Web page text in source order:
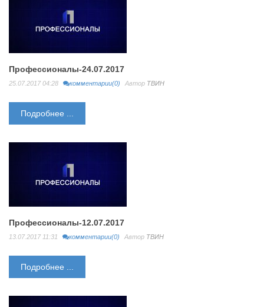
Профессионалы-24.07.2017
25.07.2017 04:28 комментарии(0) Автор ТВИН
Подробнее ...
Профессионалы-12.07.2017
13.07.2017 11:31 комментарии(0) Автор ТВИН
Подробнее ...